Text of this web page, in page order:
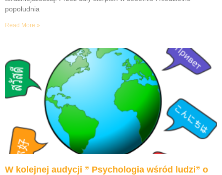
popołudnia
Read More »
W kolejnej audycji ” Psychologia wśród ludzi” o